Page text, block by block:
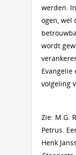
werden.
ogen, wel
wordt
Evangelie
volgeling
Zie: M.G.
Petrus.
Henk